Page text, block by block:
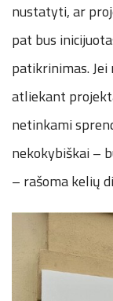
nustatyti, ar
pat bus
patikrinimas.
atliekant
netinkami
nekokybiškai –
– rašoma kelių